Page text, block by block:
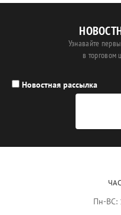
Узнавайте
в торговом
Новостная рассылка
Пн-ВС: